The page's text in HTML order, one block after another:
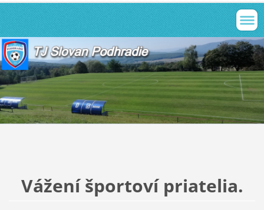
Vážení športoví priatelia.